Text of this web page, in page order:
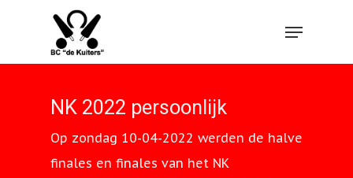
Hit enter to search or ESC to close
NK 2022 persoonlijk
Op zondag 10-04-2022 werden de halve
finales en finales van het NK